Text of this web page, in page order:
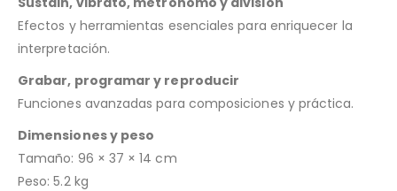
Efectos y herramientas esenciales para enriquecer la
interpretación.
Grabar, programar y reproducir
Funciones avanzadas para composiciones y práctica.
Dimensiones y peso
Tamaño: 96 × 37 × 14 cm
Peso: 5.2 kg